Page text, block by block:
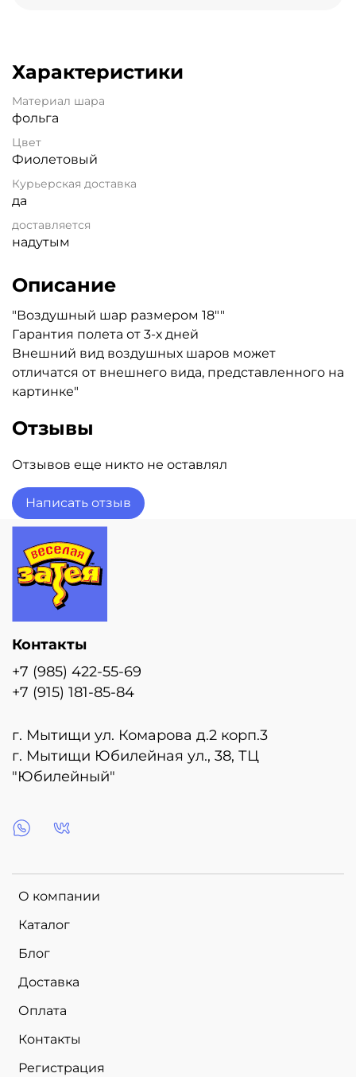
Характеристики
Материал шара
фольга
Цвет
Фиолетовый
Курьерская доставка
да
доставляется
надутым
Описание
"Воздушный шар размером 18""
Гарантия полета от 3-х дней
Внешний вид воздушных шаров может
отличатся от внешнего вида, представленного на
картинке"
Отзывы
Отзывов еще никто не оставлял
Написать отзыв
О компании
Каталог
Блог
Доставка
Оплата
Контакты
Регистрация
Контакты
+7 (985) 422-55-69
+7 (915) 181-85-84
г. Мытищи ул. Комарова д.2 корп.3
г. Мытищи Юбилейная ул., 38, ТЦ
"Юбилейный"